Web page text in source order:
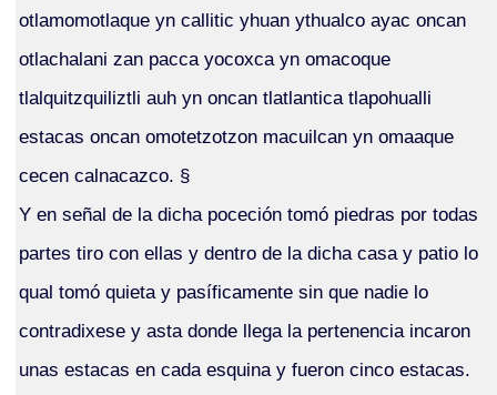
otlamomotlaque yn callitic yhuan ythualco ayac oncan
otlachalani zan pacca yocoxca yn omacoque
tlalquitzquiliztli auh yn oncan tlatlantica tlapohualli
estacas oncan omotetzotzon macuilcan yn omaaque
cecen calnacazco. §
Y en señal de la dicha poceción tomó piedras por todas
partes tiro con ellas y dentro de la dicha casa y patio lo
qual tomó quieta y pasíficamente sin que nadie lo
contradixese y asta donde llega la pertenencia incaron
unas estacas en cada esquina y fueron cinco estacas.